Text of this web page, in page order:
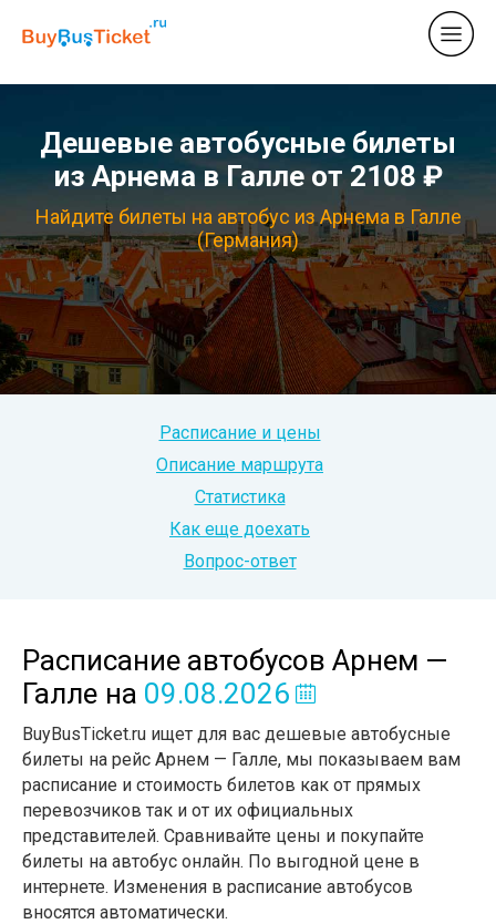
Дешевые автобусные билеты
из Арнема в Галле от 2108 ₽
Найдите билеты на автобус из Арнема в Галле
(Германия)
Расписание и цены
Описание маршрута
Статистика
Как еще доехать
Вопрос-ответ
Расписание автобусов Арнем —
Галле на 09.08.2026
BuyBusTicket.ru ищет для вас дешевые автобусные
билеты на рейс Арнем — Галле, мы показываем вам
расписание и стоимость билетов как от прямых
перевозчиков так и от их официальных
представителей. Сравнивайте цены и покупайте
билеты на автобус онлайн. По выгодной цене в
интернете. Изменения в расписание автобусов
вносятся автоматически.